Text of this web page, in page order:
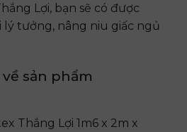
Lợi, bạn sẽ có được
tưởng, nâng niu giấc ngủ
sản phẩm
Thắng Lợi 1m6 x 2m x